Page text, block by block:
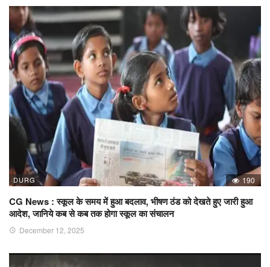
DURG 190
CG News : स्कूल के समय में हुआ बदलाव, भीषण ठंड को देखते हुए जारी हुआ
आदेश, जानिये कब से कब तक होगा स्कूल का संचालन
December 12, 2025